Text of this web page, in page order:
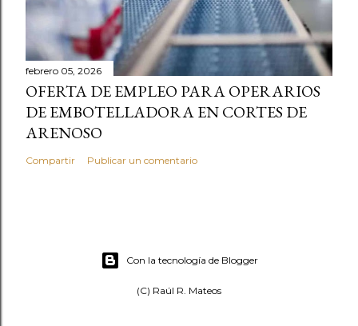
febrero 05, 2026
OFERTA DE EMPLEO PARA OPERARIOS
DE EMBOTELLADORA EN CORTES DE
ARENOSO
Compartir Publicar un comentario
Con la tecnología de Blogger
(C) Raúl R. Mateos